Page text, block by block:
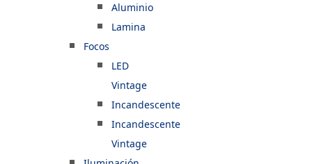
Aluminio
Lamina
Focos
LED
Vintage
Incandescente
Incandescente
Vintage